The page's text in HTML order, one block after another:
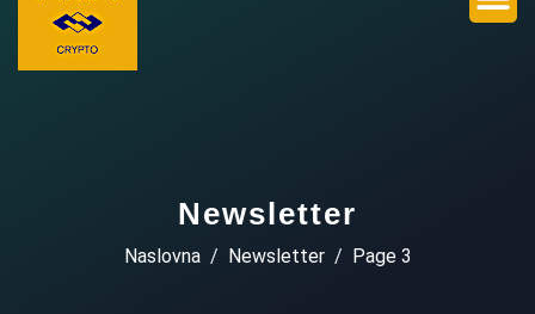
Newsletter
Naslovna Newsletter Page 3